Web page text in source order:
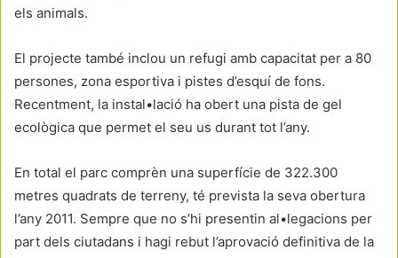
els animals.
El projecte també inclou un refugi amb capacitat per a 80
persones, zona esportiva i pistes d’esquí de fons.
Recentment, la instal•lació ha obert una pista de gel
ecològica que permet el seu us durant tot l’any.
En total el parc comprèn una superfície de 322.300
metres quadrats de terreny, té prevista la seva obertura
l’any 2011. Sempre que no s’hi presentin al•legacions per
part dels ciutadans i hagi rebut l’aprovació definitiva de la